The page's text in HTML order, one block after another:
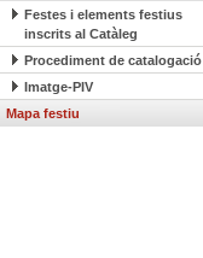
Festes i elements festius
inscrits al Catàleg
Procediment de catalogació
Imatge-PIV
Mapa festiu